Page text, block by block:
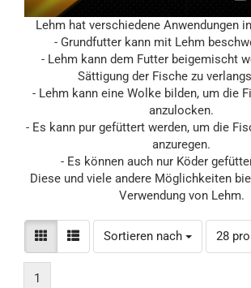
Lehm hat verschiedene Anwendungen
- Grundfutter kann mit Lehm
- Lehm kann dem Futter beigemischt
Sättigung der Fische zu
- Lehm kann eine Wolke bilden, um die
anzulocken.
- Es kann pur gefüttert werden, um die
anzuregen.
- Es können auch nur Köder
Diese und viele andere Möglichkeiten
Verwendung von Lehm.
Sortieren nach
Sortieren nach 28
pro
1